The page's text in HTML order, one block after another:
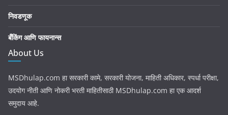
निवडणूक
बँकिंग आणि फायनान्स
About Us
MSDhulap.com हा सरकारी कामे, सरकारी योजना, माहिती अधिकार, स्पर्धा परीक्षा,
उदयोग नीती आणि नोकरी भरती माहितीसाठी MSDhulap.com हा एक आदर्श
समुदाय आहे.